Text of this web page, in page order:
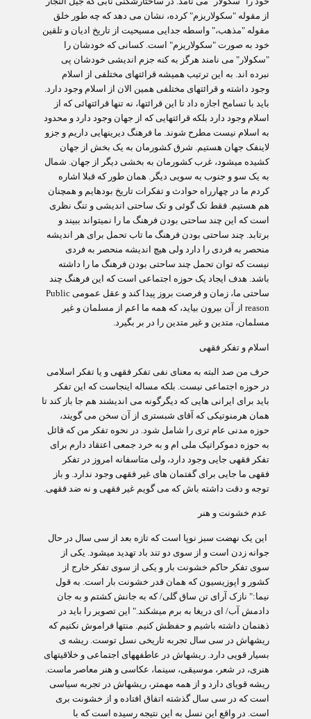
از مقوله "سکولاریزم" کرده، نشان می دهد که چه طور خلق
مقوله "مذهب،" واسطه جدایی مسیحیت از تاریخ ادیان و تلقین
خود به صورت "سکولاریزم" است. کسانی که خودشان را
"سکولار" می نامند هرگز به کنه جزم اندیشی خودشان پی
نبرده اند. به این ترتیب همیشه قرائت‏های مختلفی از اسلام
وجود داشته و قرائت‏های مختلفی همین الان از اسلام وجود دارد.
باید با تسامح اجازه داد تا این قرائت‏ها، نه تنها قرائت‏هائی که از
اسلام وجود دارد بلکه قرائت‏هایی که از جهان وجود دارد و محدود
به اسلام نیست مطرح شوند. ما فرهنگ دیرینه‏ایی داریم و جزو
لاینفک جهان هستیم. شرق کشورمان به یک بخش از جهان
کشیده می‏شود، غرب کشورمان به بخشی دیگر از جهان. شمال
به یک سو و جنوب به سویی دیگر‏. همان طور که قبلا اشاره
کردم ما در چهارراه حوادث و تفکرات تاریخ بوده‏ایم و همچنان
هم هستیم. فقط تک گوئی و تک ساحتی اندیشی و تنگ نظری
است که این چند ساحتی بودن فرهنگ ما را نمی‏تواند ببیند و
برتابد. چند ساحتی بودن فرهنگ ما تاب تحمل برای هر اندیشه
منحصر به فردی را دارد ولی هیچ اندیشه منحصر به فردی
نیست که توان تحمل چند ساحتی بودن فرهنگ ما را داشته
باشد. هدف ایجاد یک حوزه اجتماعی است که این فرهنگ چند
ساحتی ما، زمان و فرصت بروز پیدا کند و عقل عمومی Public
reason از آن بیرون بیاید، که همه ما اعم از مسلمان و غیر
مسلمان، متدین و غیر متدین را در بر بگیرد.
اسلام و تفکر فقهی
حرف من صد البته به معنای نفی تفکر فقهی و یا تفکر اسلامی
در حوزه اجتماعی نیست. بلکه مساله اینجاست که این تفکر
باید برای ایرانی هایی که دیگرگونه می اندیشند هم جا باز کند تا
همان هرمنوتیکی که آقای شبستری از آن سخن می گویند،
حوزه مدنی عام تری را شامل شود. در نحوه تفکر من که قائل
به حوزه دموکراتیک ملی ام و به خرد جمعی اعتقاد دارم برای
تفکر فقهی جایی وجود دارد، ولی متاسفانه امروز در تفکر
فقهی ما جایی برای گفتمان های غیر فقهی وجود ندارد. و باز
توجه و دقت داشته باش که می گویم غیر فقهی و نه ضد فقهی.
عدم خشونت و هنر
این یک نهضت سبز نوپا است که تازه بعد از سی سال در حال
جوانه زدن است و از سوی دو تند باد تهدید می‏شود. یکی از
سوی تفکر حاکم خشونت بار و یکی از سوی تفکر خارج از
کشور و اپوزیسیون که همان قدر خشونت بار است. به قول
نیما:" نازک آرای تن ساق گلی/ که به جانش کشتم و به جان
دادمش آب/ ای دریغا به برم می‏شکند." این تصویر را باید در
ذهنمان داشته باشیم و حفظش کنیم. منتها فراموش نکنیم که
ریشه‏اش در سی سال تجربه تاریخی نسل توست. ریشه ی
بسیار قویی دارد. ریشه‏اش در عاطفه‏های اجتماعی و خلاقیت‏های
هنری، در شعر، موسیقی، سینما، عکاسی و هنر معاصر ماست.
ریشه قوی‏ای دارد و از همه مهم‏تر، ریشه‏اش در تجربه سیاسی
است که در سی سال گذشته اتفاق افتاده و از خشونت بری
است. در واقع این نسل به این نتیجه رسیده است که با